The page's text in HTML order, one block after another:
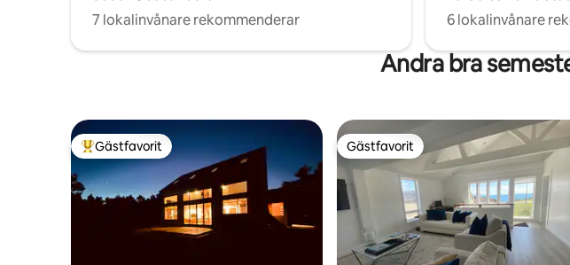
7 lokalinvånare rekommenderar
6 lokalinvånare
Andra bra
Populär gästfavorit
Gästfavorit Gästfavorit
Gästfavorit